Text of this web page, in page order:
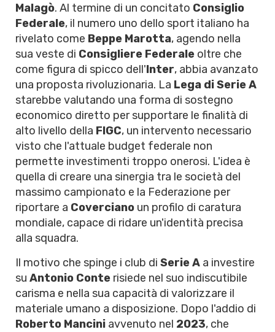
Malagò. Al termine di un concitato Consiglio
Federale, il numero uno dello sport italiano ha
rivelato come Beppe Marotta, agendo nella
sua veste di Consigliere Federale oltre che
come figura di spicco dell'Inter, abbia avanzato
una proposta rivoluzionaria. La Lega di Serie A
starebbe valutando una forma di sostegno
economico diretto per supportare le finalità di
alto livello della FIGC, un intervento necessario
visto che l'attuale budget federale non
permette investimenti troppo onerosi. L'idea è
quella di creare una sinergia tra le società del
massimo campionato e la Federazione per
riportare a Coverciano un profilo di caratura
mondiale, capace di ridare un'identità precisa
alla squadra.
Il motivo che spinge i club di Serie A a investire
su Antonio Conte risiede nel suo indiscutibile
carisma e nella sua capacità di valorizzare il
materiale umano a disposizione. Dopo l'addio di
Roberto Mancini avvenuto nel 2023, che